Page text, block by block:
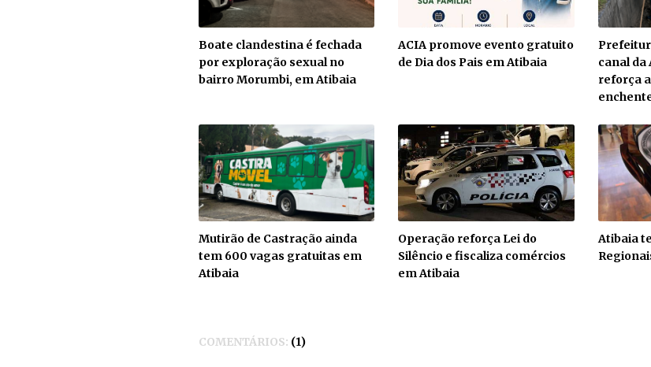
Boate clandestina é fechada
por exploração sexual no
bairro Morumbi, em Atibaia
ACIA promove evento gratuito
de Dia dos Pais em Atibaia
canal da
reforça
Mutirão de Castração ainda
tem 600 vagas gratuitas em
Atibaia
Operação reforça Lei do
Silêncio e fiscaliza comércios
em Atibaia
Atibaia
COMENTÁRIOS: 1